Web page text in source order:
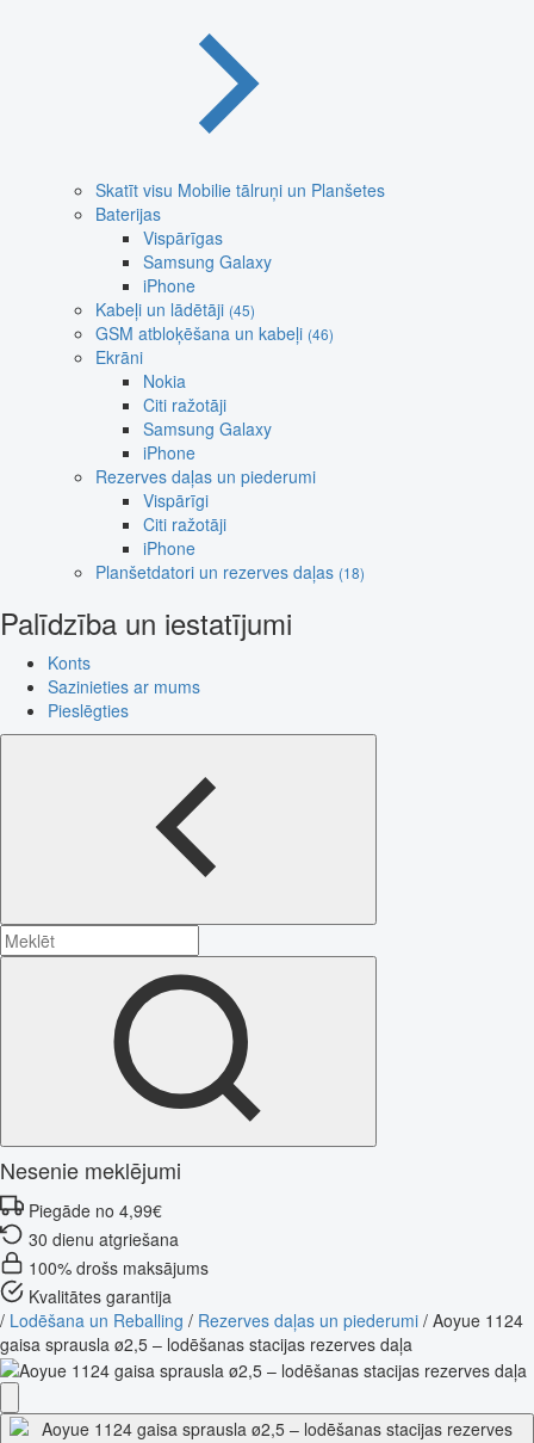
Skatīt visu Mobilie tālruņi un Planšetes
Baterijas
Vispārīgas
Samsung Galaxy
iPhone
Kabeļi un lādētāji (45)
GSM atbloķēšana un kabeļi (46)
Ekrāni
Nokia
Citi ražotāji
Samsung Galaxy
iPhone
Rezerves daļas un piederumi
Vispārīgi
Citi ražotāji
iPhone
Planšetdatori un rezerves daļas (18)
Palīdzība un iestatījumi
Konts
Sazinieties ar mums
Pieslēgties
Nesenie meklējumi
Piegāde no 4,99€
30 dienu atgriešana
100% drošs maksājums
Kvalitātes garantija
/ Lodēšana un Reballing / Rezerves daļas un piederumi / Aoyue 1124
gaisa sprausla ø2,5 – lodēšanas stacijas rezerves daļa